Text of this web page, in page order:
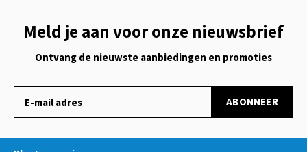
Meld je aan voor onze nieuwsbrief
Ontvang de nieuwste aanbiedingen en promoties
ABONNEER